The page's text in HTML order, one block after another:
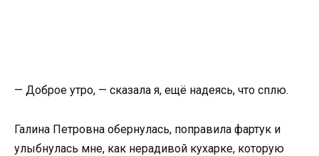
— Доброе утро, — сказала я, ещё надеясь, что сплю.
Галина Петровна обернулась, поправила фартук и
улыбнулась мне, как нерадивой кухарке, которую